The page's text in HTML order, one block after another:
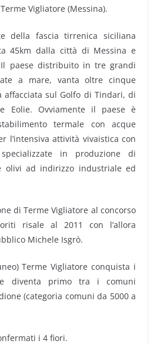
Vigliatore (Messina).
della fascia tirrenica siciliana
45km dalla città di Messina e
paese distribuito in tre grandi
a mare, vanta oltre cinque
sul Golfo di Tindari, di
Eolie. Ovviamente il paese è
termale con acque
l’intensiva attività vivaistica con
in produzione di
olivi ad indirizzo industriale ed
di Terme Vigliatore al concorso
risale al 2011 con l’allora
Michele Isgrò.
Terme Vigliatore conquista i
diventa primo tra i comuni
(categoria comuni da 5000 a
i 4 fiori.